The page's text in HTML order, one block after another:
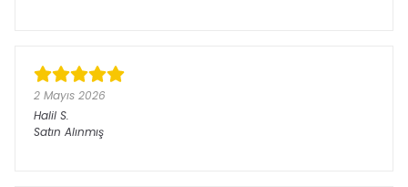
2 Mayıs 2026
Halil S.
Satın Alınmış